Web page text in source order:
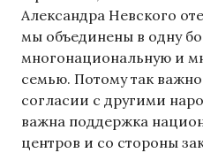
Александра Невского
мы объединены в одну
многонациональную и
семью. Потому так
согласии с другими
важна поддержка
центров и со стороны